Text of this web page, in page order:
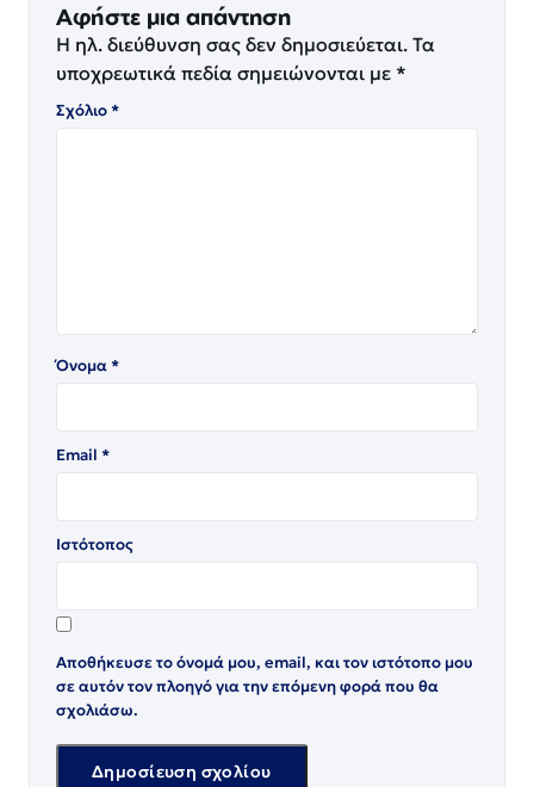
Αφήστε μια απάντηση
Η ηλ. διεύθυνση σας δεν δημοσιεύεται. Τα
υποχρεωτικά πεδία σημειώνονται με *
Σχόλιο*
Όνομα*
Email *
Ιστότοπος
Αποθήκευσε το όνομά μου, email, και τον ιστότοπο μου
σε αυτόν τον πλοηγό για την επόμενη φορά που θα
σχολιάσω.